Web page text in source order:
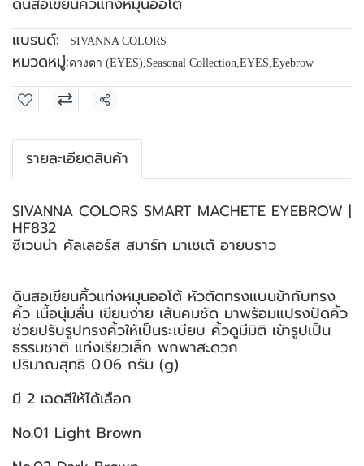
แบรนด์:
SIVANNA COLORS
หมวดหมู่:ดวงตา (EYES),Seasonal Collection,EYES,Eyebrow
แชร์
รายละเอียดสินค้า
SIVANNA COLORS SMART MACHETE EYEBROW |
HF832
ซีเวนน่า คัลเลอร์ส สมาร์ท มาเชเต้ อายบราว
ดินสอเขียนคิ้วแท่งหมุนออโต้ หัวตัดทรงแบนข้ากับทรง
คิ้ว เนื้อนุ่มลื่น เขียนง่าย เส้นคมชัด มาพร้อมแปรงปัดคิ้ว
ช่วยปรับรูปทรงคิ้วให้เป็นระเบียบ คิ้วดูมีมิติ เข้ารูปเป็น
ธรรมชาติ แท่งเรียวเล็ก พกพาสะดวก
ปริมาณสุทธิ 0.06 กรัม (g)
มี 2 เฉดสีให้ได้เลือก
No.01 Light Brown